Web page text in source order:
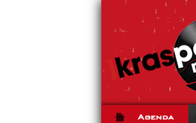
Agenda